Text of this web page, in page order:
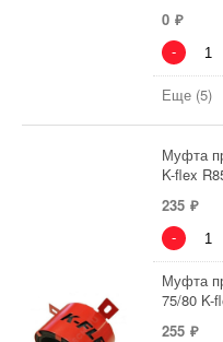
0
-
Еще (5)
Муфта
K-flex
235
-
Муфта
75/80 K-
255